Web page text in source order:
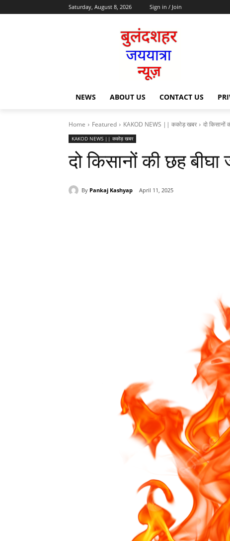
Saturday, August 8, 2026 Sign in / Join
NEWS ABOUT US CONTACT US
Home Featured KAKOD NEWS || ककोड़ खबर दो किसानों
KAKOD NEWS || ककोड़ खबर
दो किसानों की छह
By Pankaj Kashyap April 11, 2025